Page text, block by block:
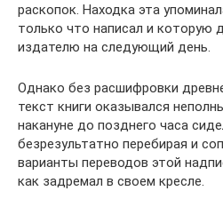
раскопок. Находка эта
только что написал и которую
издателю на следующий день.
Однако без расшифровки
текст книги оказывался
накануне до позднего часа
безрезультатно перебирая и
варианты переводов этой
как задремал в своем кресле.